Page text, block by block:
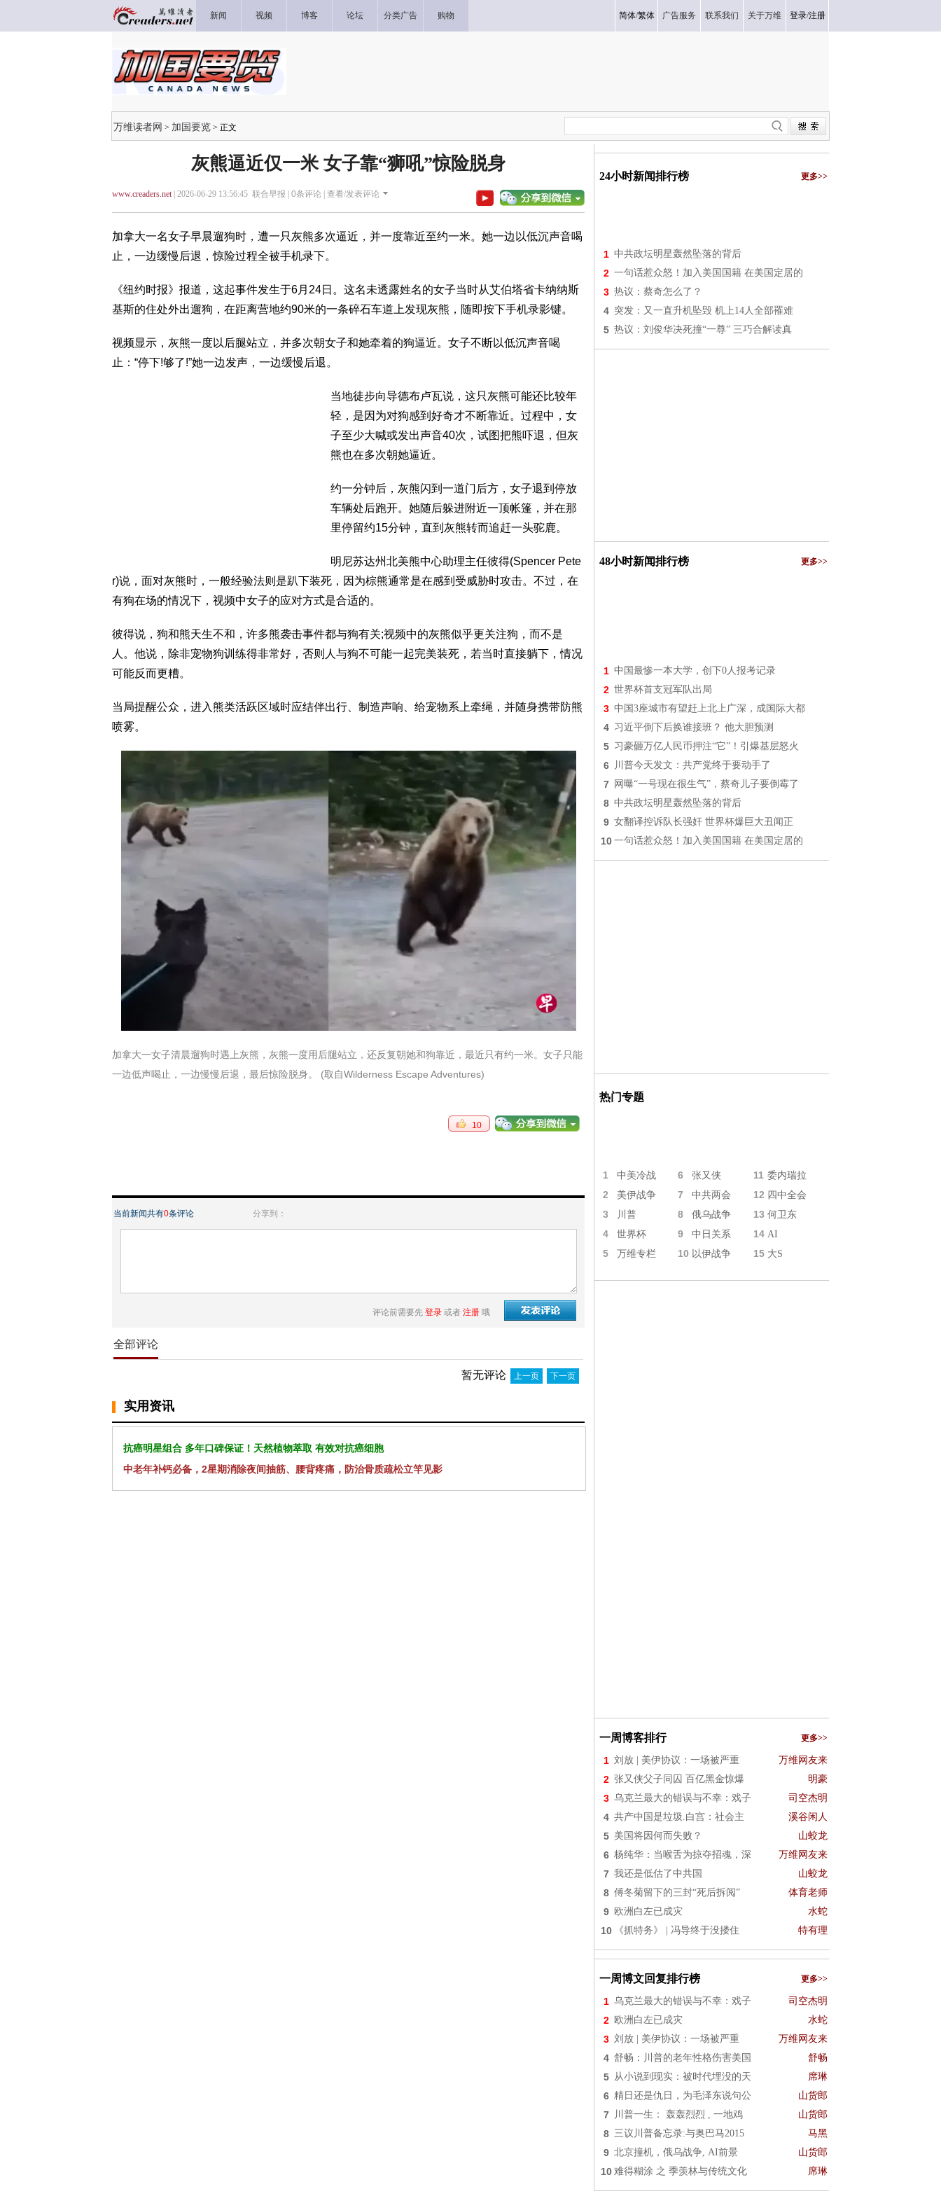
新闻 视频 博客 论坛 分类广告 购物 简体/繁体 广告服务 联系我们 关于万维 登录/注册
万维读者网 > 加国要览 > 正文
灰熊逼近仅一米 女子靠“狮吼”惊险脱身
www.creaders.net| 2026-06-29 13:56:45 联合早报 | 0条评论 | 查看/发表评论
加拿大一名女子早晨遛狗时，遭一只灰熊多次逼近，并一度靠近至约一米。她一边以低沉声音喝
止，一边缓慢后退，惊险过程全被手机录下。
《纽约时报》报道，这起事件发生于6月24日。这名未透露姓名的女子当时从艾伯塔省卡纳纳斯
基斯的住处外出遛狗，在距离营地约90米的一条碎石车道上发现灰熊，随即按下手机录影键。
视频显示，灰熊一度以后腿站立，并多次朝女子和她牵着的狗逼近。女子不断以低沉声音喝
止：“停下!够了!”她一边发声，一边缓慢后退。
当地徒步向导德布卢瓦说，这只灰熊可能还比较年
轻，是因为对狗感到好奇才不断靠近。过程中，女
子至少大喊或发出声音40次，试图把熊吓退，但灰
熊也在多次朝她逼近。
约一分钟后，灰熊闪到一道门后方，女子退到停放
车辆处后跑开。她随后躲进附近一顶帐篷，并在那
里停留约15分钟，直到灰熊转而追赶一头驼鹿。
明尼苏达州北美熊中心助理主任彼得(Spencer Pete
r)说，面对灰熊时，一般经验法则是趴下装死，因为棕熊通常是在感到受威胁时攻击。不过，在
有狗在场的情况下，视频中女子的应对方式是合适的。
彼得说，狗和熊天生不和，许多熊袭击事件都与狗有关;视频中的灰熊似乎更关注狗，而不是
人。他说，除非宠物狗训练得非常好，否则人与狗不可能一起完美装死，若当时直接躺下，情况
可能反而更糟。
当局提醒公众，进入熊类活跃区域时应结伴出行、制造声响、给宠物系上牵绳，并随身携带防熊
喷雾。
加拿大一女子清晨遛狗时遇上灰熊，灰熊一度用后腿站立，还反复朝她和狗靠近，最近只有约一米。女子只能
一边低声喝止，一边慢慢后退，最后惊险脱身。 (取自Wilderness Escape Adventures)
10
当前新闻共有0条评论 分享到：
评论前需要先 登录 或者 注册 哦
全部评论
暂无评论 上一页 下一页
实用资讯
抗癌明星组合 多年口碑保证！天然植物萃取 有效对抗癌细胞
中老年补钙必备，2星期消除夜间抽筋、腰背疼痛，防治骨质疏松立竿见影
24小时新闻排行榜 更多>>
1 中共政坛明星轰然坠落的背后
2 一句话惹众怒！加入美国国籍 在美国定居的
3 热议：蔡奇怎么了？
4 突发：又一直升机坠毁 机上14人全部罹难
5 热议：刘俊华决死撞“一尊” 三巧合解读真
48小时新闻排行榜 更多>>
1 中国最惨一本大学，创下0人报考记录
2 世界杯首支冠军队出局
3 中国3座城市有望赶上北上广深，成国际大都
4 习近平倒下后换谁接班？ 他大胆预测
5 习豪砸万亿人民币押注“它”！引爆基层怒火
6 川普今天发文：共产党终于要动手了
7 网曝“一号现在很生气”，蔡奇儿子要倒霉了
8 中共政坛明星轰然坠落的背后
9 女翻译控诉队长强奸 世界杯爆巨大丑闻正
10 一句话惹众怒！加入美国国籍 在美国定居的
热门专题
1 中美冷战 6 张又侠 11 委内瑞拉
2 美伊战争 7 中共两会 12 四中全会
3 川普 8 俄乌战争 13 何卫东
4 世界杯 9 中日关系 14 AI
5 万维专栏 10 以伊战争 15 大S
一周博客排行 更多>>
1 刘放 | 美伊协议：一场被严重 万维网友来
2 张又侠父子同囚 百亿黑金惊爆 明豪
3 乌克兰最大的错误与不幸：戏子 司空杰明
4 共产中国是垃圾.白宫：社会主 溪谷闲人
5 美国将因何而失败？ 山蛟龙
6 杨纯华：当喉舌为掠夺招魂，深 万维网友来
7 我还是低估了中共国 山蛟龙
8 傅冬菊留下的三封“死后拆阅” 体育老师
9 欧洲白左已成灾 水蛇
10 《抓特务》 | 冯导终于没搂住 特有理
一周博文回复排行榜 更多>>
1 乌克兰最大的错误与不幸：戏子 司空杰明
2 欧洲白左已成灾 水蛇
3 刘放 | 美伊协议：一场被严重 万维网友来
4 舒畅：川普的老年性格伤害美国 舒畅
5 从小说到现实：被时代埋没的天 席琳
6 精日还是仇日，为毛泽东说句公 山货郎
7 川普一生： 轰轰烈烈 , 一地鸡 山货郎
8 三议川普备忘录:与奥巴马2015 马黑
9 北京撞机，俄乌战争, AI前景 山货郎
10 难得糊涂 之 季羡林与传统文化 席琳